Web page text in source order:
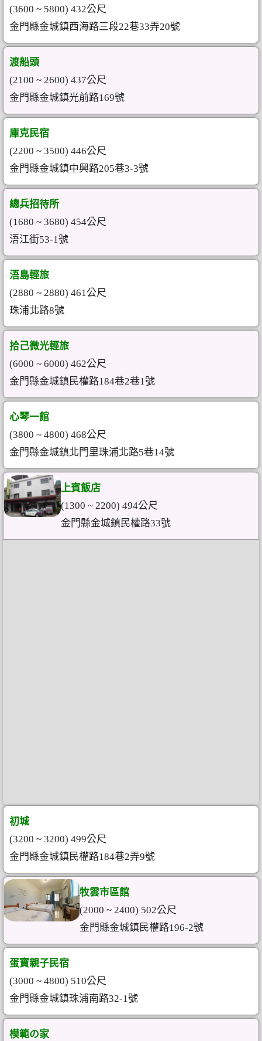
(3600 ~ 5800) 432公尺
金門縣金城鎮西海路三段22巷33弄20號
渡船頭
(2100 ~ 2600) 437公尺
金門縣金城鎮光前路169號
庫克民宿
(2200 ~ 3500) 446公尺
金門縣金城鎮中興路205巷3-3號
總兵招待所
(1680 ~ 3680) 454公尺
浯江街53-1號
浯島輕旅
(2880 ~ 2880) 461公尺
珠浦北路8號
拾己微光輕旅
(6000 ~ 6000) 462公尺
金門縣金城鎮民權路184巷2巷1號
心琴一館
(3800 ~ 4800) 468公尺
金門縣金城鎮北門里珠浦北路5巷14號
上賓飯店
(1300 ~ 2200) 494公尺
金門縣金城鎮民權路33號
初城
(3200 ~ 3200) 499公尺
金門縣金城鎮民權路184巷2弄9號
牧雲市區館
(2000 ~ 2400) 502公尺
金門縣金城鎮民權路196-2號
蛋寶親子民宿
(3000 ~ 4800) 510公尺
金門縣金城鎮珠浦南路32-1號
模範の家